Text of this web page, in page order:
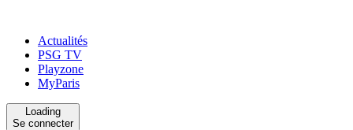
Actualités
PSG TV
Playzone
MyParis
Loading
Se connecter